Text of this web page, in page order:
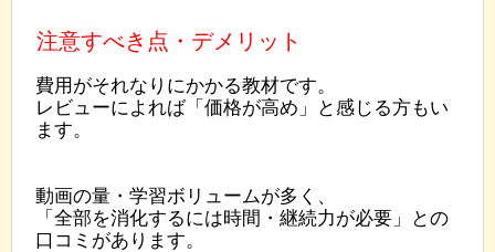
注意すべき点・デメリット
費用がそれなりにかかる教材です。
レビューによれば「価格が高め」と感じる方もい
ます。
動画の量・学習ボリュームが多く、
「全部を消化するには時間・継続力が必要」との
口コミがあります。